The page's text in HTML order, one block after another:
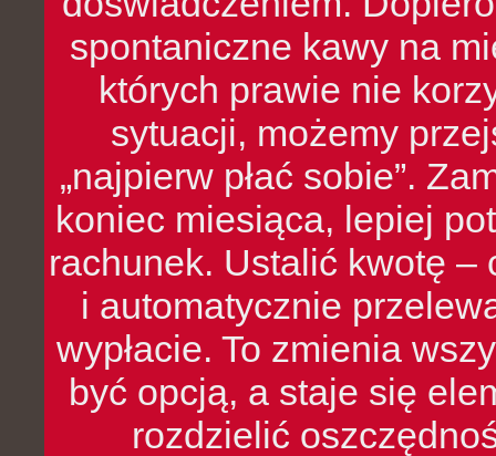
spontaniczne kawy na
których prawie nie
sytuacji, możemy
„najpierw płać sobie”.
koniec miesiąca, lepiej
rachunek. Ustalić kwotę
i automatycznie
wypłacie. To zmienia
być opcją, a staje się
rozdzielić